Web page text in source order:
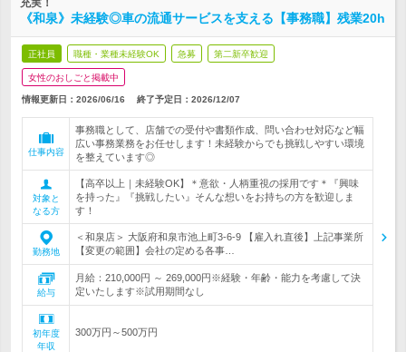
充実！
《和泉》未経験◎車の流通サービスを支える【事務職】残業20h
正社員 職種・業種未経験OK 急募 第二新卒歓迎
女性のおしごと掲載中
情報更新日：2026/06/16 終了予定日： 2026/12/07
仕事内容
事務職として、店舗での受付や書類作成、問い合わせ対応など幅
広い事務業務をお任せします！未経験からでも挑戦しやすい環境
を整えています◎
対象と
なる方
【高卒以上｜未経験OK】＊意欲・人柄重視の採用です＊『興味
を持った』『挑戦したい』そんな想いをお持ちの方を歓迎しま
す！
勤務地
＜和泉店＞ 大阪府和泉市池上町3-6-9 【雇入れ直後】上記事業所
【変更の範囲】会社の定める各事…
給与
月給：210,000円 ～ 269,000円※経験・年齢・能力を考慮して決
定いたします※試用期間なし
初年度
年収
300万円～500万円